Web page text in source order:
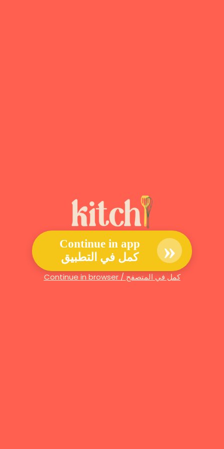
Continue in app
كمل في التطبيق
»
Continue in browser / كمل في المتصفح